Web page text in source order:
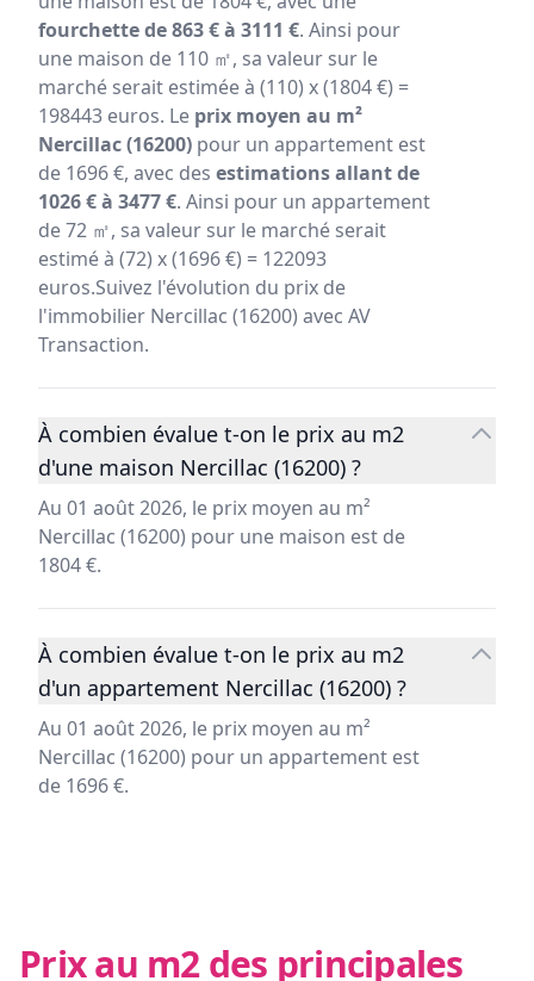
fourchette de 863 € à 3111 €. Ainsi pour
une maison de 110 ㎡, sa valeur sur le
marché serait estimée à (110) x (1804 €) =
198443 euros. Le prix moyen au m²
Nercillac (16200) pour un appartement est
de 1696 €, avec des estimations allant de
1026 € à 3477 €. Ainsi pour un appartement
de 72 ㎡, sa valeur sur le marché serait
estimé à (72) x (1696 €) = 122093
euros.Suivez l'évolution du prix de
l'immobilier Nercillac (16200) avec AV
Transaction.
À combien évalue t-on le prix au m2
d'une maison Nercillac (16200) ?
Au 01 août 2026, le prix moyen au m²
Nercillac (16200) pour une maison est de
1804 €.
À combien évalue t-on le prix au m2
d'un appartement Nercillac (16200) ?
Au 01 août 2026, le prix moyen au m²
Nercillac (16200) pour un appartement est
de 1696 €.
Prix au m2 des principales